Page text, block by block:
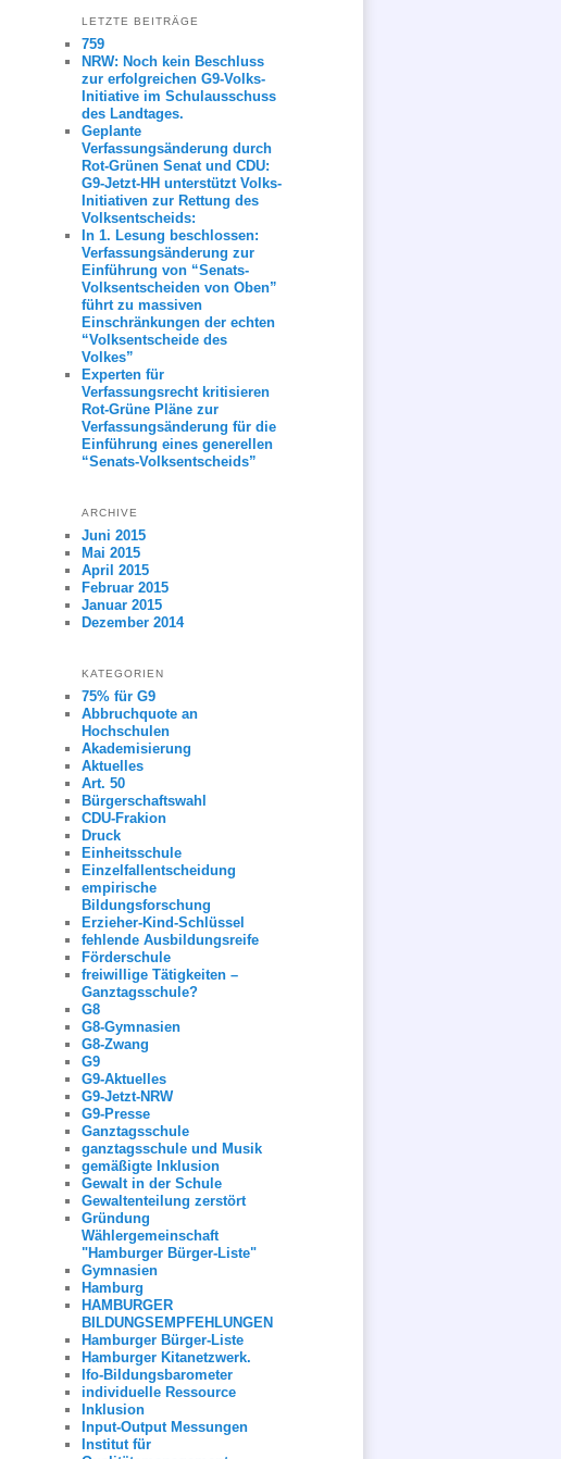
LETZTE BEITRÄGE
759
NRW: Noch kein Beschluss
zur erfolgreichen G9-Volks-
Initiative im Schulausschuss
des Landtages.
Geplante
Verfassungsänderung durch
Rot-Grünen Senat und CDU:
G9-Jetzt-HH unterstützt Volks-
Initiativen zur Rettung des
Volksentscheids:
In 1. Lesung beschlossen:
Verfassungsänderung zur
Einführung von “Senats-
Volksentscheiden von Oben”
führt zu massiven
Einschränkungen der echten
“Volksentscheide des
Volkes”
Experten für
Verfassungsrecht kritisieren
Rot-Grüne Pläne zur
Verfassungsänderung für die
Einführung eines generellen
“Senats-Volksentscheids”
ARCHIVE
Juni 2015
Mai 2015
April 2015
Februar 2015
Januar 2015
Dezember 2014
KATEGORIEN
75% für G9
Abbruchquote an
Hochschulen
Akademisierung
Aktuelles
Art. 50
Bürgerschaftswahl
CDU-Frakion
Druck
Einheitsschule
Einzelfallentscheidung
empirische
Bildungsforschung
Erzieher-Kind-Schlüssel
fehlende Ausbildungsreife
Förderschule
freiwillige Tätigkeiten –
Ganztagsschule?
G8
G8-Gymnasien
G8-Zwang
G9
G9-Aktuelles
G9-Jetzt-NRW
G9-Presse
Ganztagsschule
ganztagsschule und Musik
gemäßigte Inklusion
Gewalt in der Schule
Gewaltenteilung zerstört
Gründung
Wählergemeinschaft
"Hamburger Bürger-Liste"
Gymnasien
Hamburg
HAMBURGER
BILDUNGSEMPFEHLUNGEN
Hamburger Bürger-Liste
Hamburger Kitanetzwerk.
Ifo-Bildungsbarometer
individuelle Ressource
Inklusion
Input-Output Messungen
Institut für